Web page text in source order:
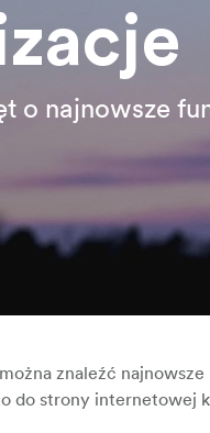
o najnowsze
znaleźć najnowsze
do strony internetowej